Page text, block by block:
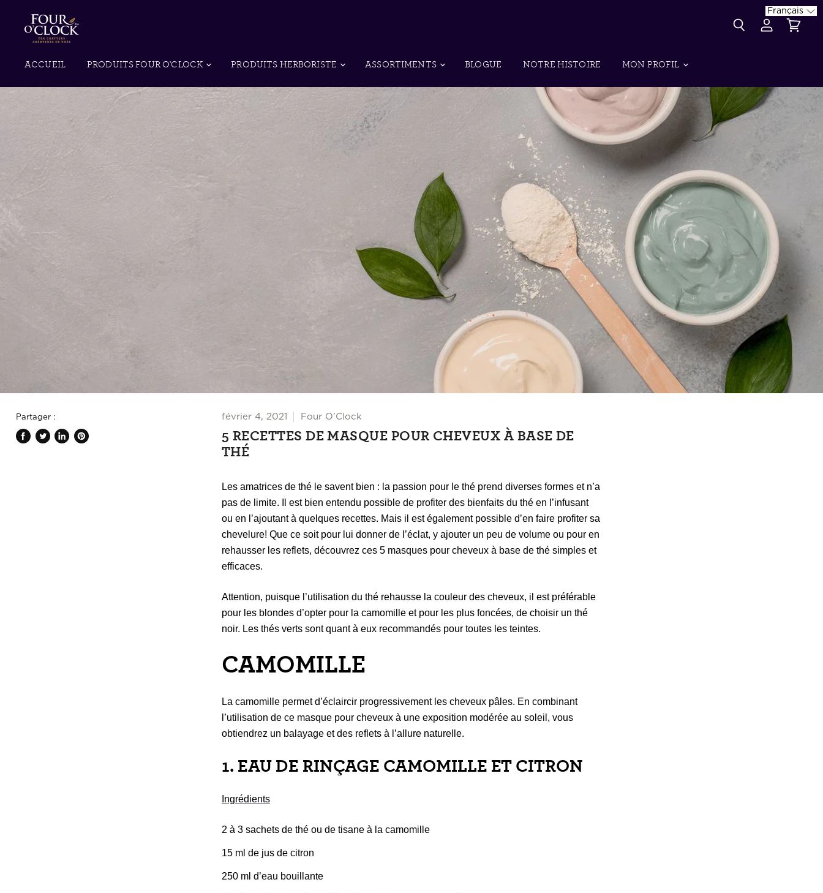
ACCUEIL PRODUITS FOUR O'CLOCK PRODUITS HERBORISTE ASSORTIMENTS BLOGUE NOTRE HISTOIRE MON PROFIL
Partager : février 4, 2021 Four O'Clock
5 RECETTES DE MASQUE POUR CHEVEUX À BASE DE
THÉ
Les amatrices de thé le savent bien : la passion pour le thé prend diverses formes et n’a
pas de limite. Il est bien entendu possible de profiter des bienfaits du thé en l’infusant
ou en l’ajoutant à quelques recettes. Mais il est également possible d’en faire profiter sa
chevelure! Que ce soit pour lui donner de l’éclat, y ajouter un peu de volume ou pour en
rehausser les reflets, découvrez ces 5 masques pour cheveux à base de thé simples et
efficaces.
Attention, puisque l’utilisation du thé rehausse la couleur des cheveux, il est préférable
pour les blondes d’opter pour la camomille et pour les plus foncées, de choisir un thé
noir. Les thés verts sont quant à eux recommandés pour toutes les teintes.
CAMOMILLE
La camomille permet d’éclaircir progressivement les cheveux pâles. En combinant
l’utilisation de ce masque pour cheveux à une exposition modérée au soleil, vous
obtiendrez un balayage et des reflets à l’allure naturelle.
1. EAU DE RINÇAGE CAMOMILLE ET CITRON
Ingrédients
2 à 3 sachets de thé ou de tisane à la camomille
15 ml de jus de citron
250 ml d’eau bouillante
Français
{{currency}}{{discount}}